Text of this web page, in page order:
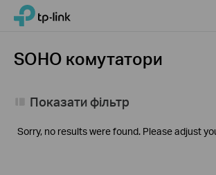
Click
navigation
TP-Link, Reliably Smart
SOHO комутатори
Показати фільтр
Sorry, no results were found. Please adjust